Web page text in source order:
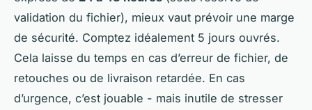
validation du fichier), mieux vaut prévoir une marge
de sécurité. Comptez idéalement 5 jours ouvrés.
Cela laisse du temps en cas d’erreur de fichier, de
retouches ou de livraison retardée. En cas
d’urgence, c’est jouable - mais inutile de stresser